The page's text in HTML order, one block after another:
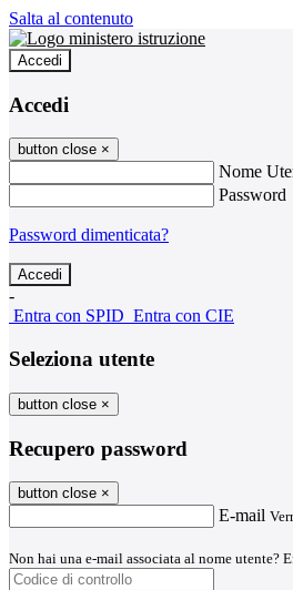
Salta al contenuto
Accedi
Accedi
button close ×
Nome
Password
Password dimenticata?
-
Entra con SPID Entra con CIE
Seleziona utente
button close ×
Recupero password
button close ×
E-mail
Non hai una e-mail associata al nome utente?